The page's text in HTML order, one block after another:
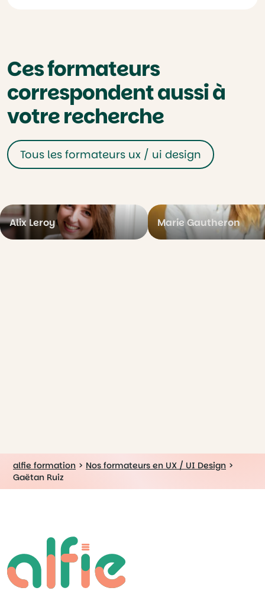
Ces formateurs
correspondent aussi à
votre recherche
Tous les formateurs ux / ui design
Alix Leroy Marie Gautheron
alfie formation > Nos formateurs en UX / UI Design >
Gaëtan Ruiz